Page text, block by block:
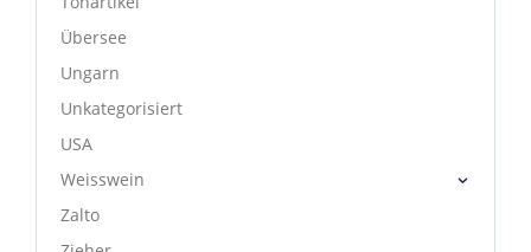
Übersee
Ungarn
Unkategorisiert
USA
Weisswein
Zalto